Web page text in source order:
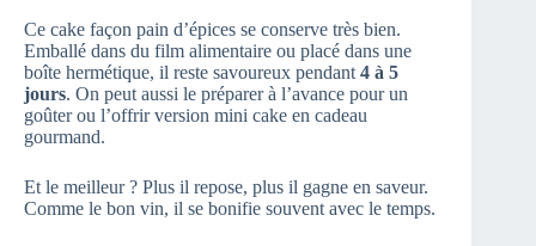
Ce cake façon pain d’épices se conserve très bien.
Emballé dans du film alimentaire ou placé dans une
boîte hermétique, il reste savoureux pendant 4 à 5
jours. On peut aussi le préparer à l’avance pour un
goûter ou l’offrir version mini cake en cadeau
gourmand.
Et le meilleur ? Plus il repose, plus il gagne en saveur.
Comme le bon vin, il se bonifie souvent avec le temps.